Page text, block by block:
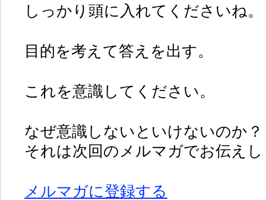
しっかり頭に入れてくださいね。
目的を考えて答えを出す。
これを意識してください。
なぜ意識しないといけないのか？
それは次回のメルマガでお伝え
メルマガに登録する